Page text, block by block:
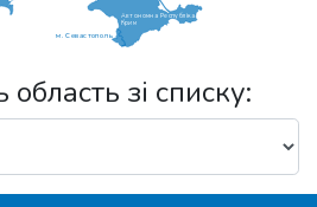
Автономна Республіка
Крим
м. Севастополь
область зі списку: